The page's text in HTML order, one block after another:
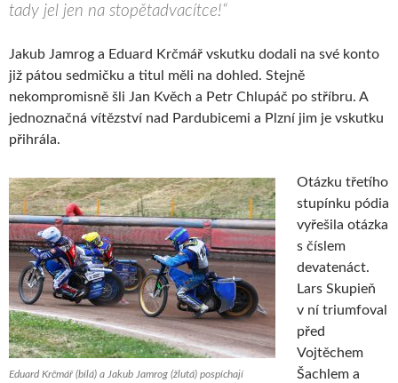
tady jel jen na stopětadvacítce!“
Jakub Jamrog a Eduard Krčmář vskutku dodali na své konto
již pátou sedmičku a titul měli na dohled. Stejně
nekompromisně šli Jan Kvěch a Petr Chlupáč po stříbru. A
jednoznačná vítězství nad Pardubicemi a Plzní jim je vskutku
přihrála.
Eduard Krčmář (bílá) a Jakub Jamrog (žlutá) pospíchají
Otázku třetího
stupínku pódia
vyřešila otázka
s číslem
devatenáct.
Lars Skupieň
v ní triumfoval
před
Vojtěchem
Šachlem a